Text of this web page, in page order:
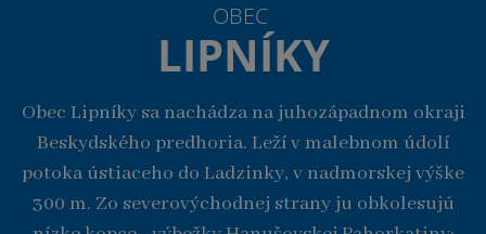
OBEC
LIPNÍKY
Obec Lipníky sa nachádza na juhozápadnom okraji
Beskydského predhoria. Leží v malebnom údolí
potoka ústiaceho do Ladzinky, v nadmorskej výške
300 m. Zo severovýchodnej strany ju obkolesujú